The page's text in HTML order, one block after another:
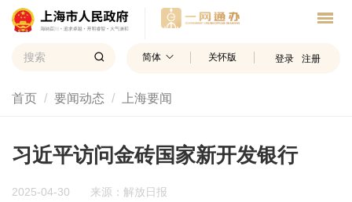
简体 关怀版 登录 注册
首页 要闻动态 上海要闻
习近平访问金砖国家新开发银行
2025-04-30 来源：解放日报